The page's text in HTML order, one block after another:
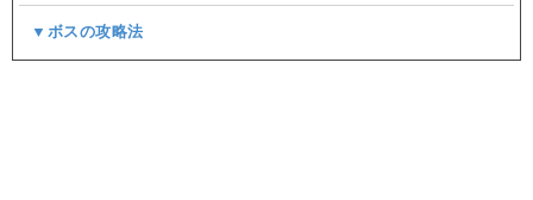
▼ボスの攻略法